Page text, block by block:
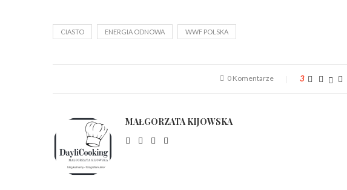
CIASTO ENERGIA ODNOWA WWF POLSKA
0 Komentarze 3
MAŁGORZATA KIJOWSKA